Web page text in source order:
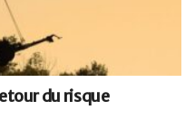
du risque